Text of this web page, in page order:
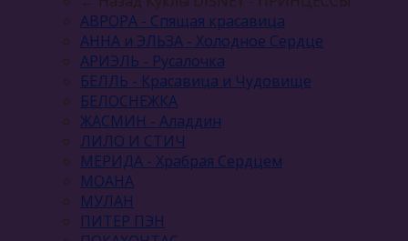
АВРОРА - Спящая красавица
АННА и ЭЛЬЗА - Холодное Сердце
АРИЭЛЬ - Русалочка
БЕЛЛЬ - Красавица и Чудовище
БЕЛОСНЕЖКА
ЖАСМИН - Аладдин
ЛИЛО И СТИЧ
МЕРИДА - Храбрая Сердцем
МОАНА
МУЛАН
ПИТЕР ПЭН